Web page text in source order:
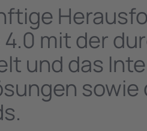
mit der
und das